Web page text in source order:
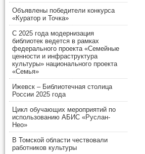
Объявлены победители конкурса
«Куратор и Точка»
С 2025 года модернизация
библиотек ведется в рамках
федерального проекта «Семейные
ценности и инфраструктура
культуры» национального проекта
«Семья»
Ижевск – Библиотечная столица
России 2025 года
Цикл обучающих мероприятий по
использованию АБИС «Руслан-
Нео»
В Томской области чествовали
работников культуры